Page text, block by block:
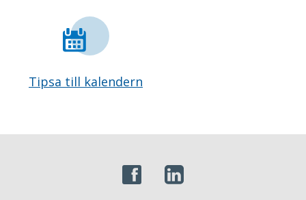
Tipsa till kalendern